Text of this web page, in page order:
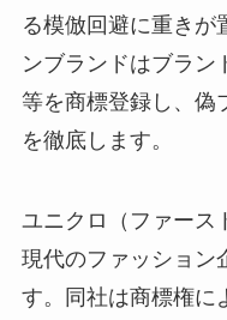
る模倣回避に重きが
ンブランドはブラン
等を商標登録し、偽
を徹底します。
ユニクロ（ファース
現代のファッション
す。同社は商標権に